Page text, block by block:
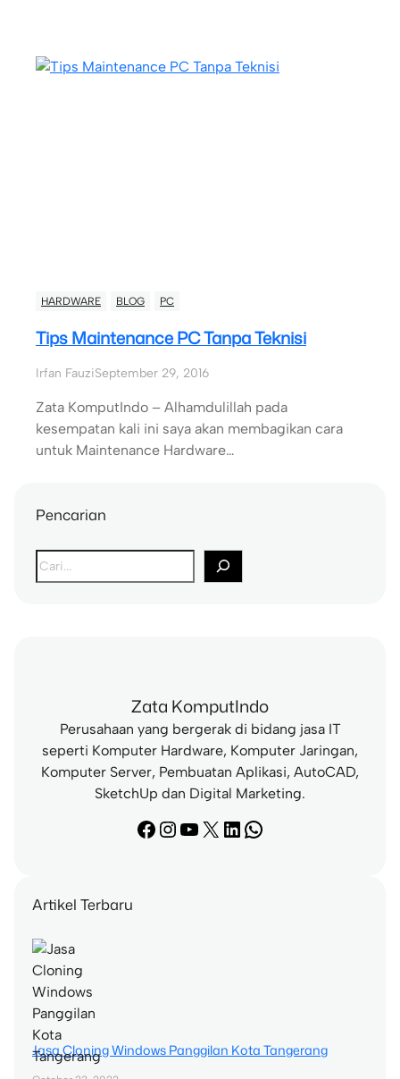
HARDWARE BLOG PC
Tips Maintenance PC Tanpa Teknisi
Irfan FauziSeptember 29, 2016
Zata KomputIndo – Alhamdulillah pada
kesempatan kali ini saya akan membagikan cara
untuk Maintenance Hardware…
Pencarian
S
e
Zata KomputIndo
Perusahaan yang bergerak di bidang jasa IT
seperti Komputer Hardware, Komputer Jaringan,
Komputer Server, Pembuatan Aplikasi, AutoCAD,
SketchUp dan Digital Marketing.
Facebook InstagramYouTube X LinkedIn WhatsApp
Artikel Terbaru
Jasa Cloning Windows Panggilan Kota Tangerang